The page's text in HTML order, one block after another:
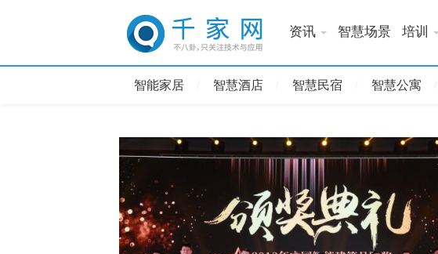
资讯 智慧场景 培训
智能家居 智慧酒店 智慧民宿 智慧公寓